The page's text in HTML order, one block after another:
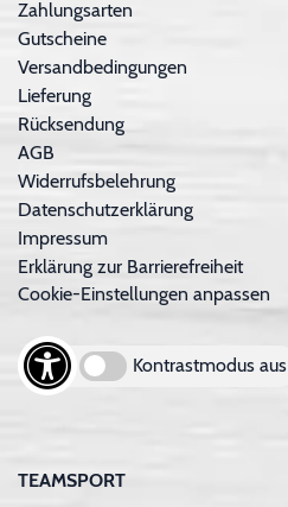
Zahlungsarten
Gutscheine
Versandbedingungen
Lieferung
Rücksendung
AGB
Widerrufsbelehrung
Datenschutzerklärung
Impressum
Erklärung zur Barrierefreiheit
Cookie-Einstellungen anpassen
Kontrastmodus aus
TEAMSPORT